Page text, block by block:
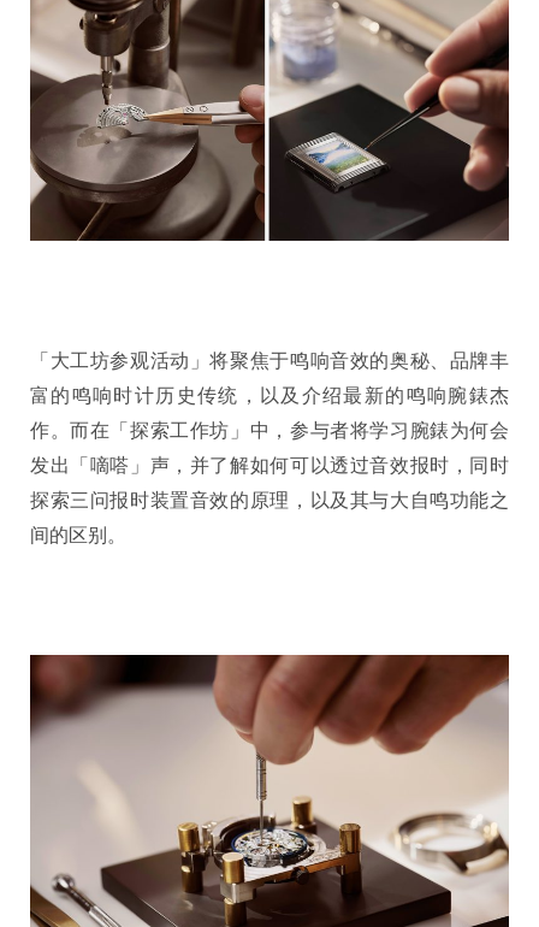
「大工坊参观活动」将聚焦于鸣响音效的奥秘、品牌丰
富的鸣响时计历史传统，以及介绍最新的鸣响腕錶杰
作。而在「探索工作坊」中，参与者将学习腕錶为何会
发出「嘀嗒」声，并了解如何可以透过音效报时，同时
探索三问报时装置音效的原理，以及其与大自鸣功能之
间的区别。